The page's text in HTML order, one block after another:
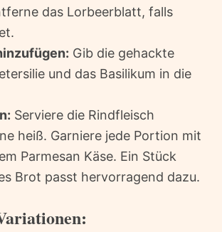
das Lorbeerblatt, falls
Gib die gehackte
und das Basilikum in die
Serviere die Rindfleisch
heiß. Garniere jede Portion mit
Parmesan Käse. Ein Stück
Brot passt hervorragend dazu.